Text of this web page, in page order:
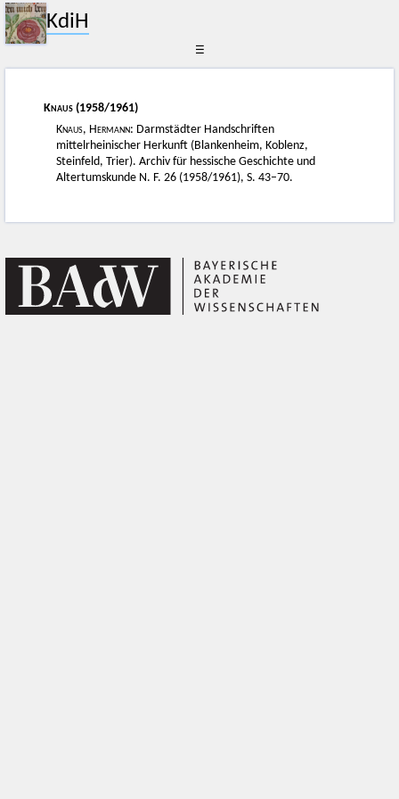
KdiH
☰
Knaus (1958/1961)
Knaus, Hermann: Darmstädter Handschriften
mittelrheinischer Herkunft (Blankenheim, Koblenz,
Steinfeld, Trier). Archiv für hessische Geschichte und
Altertumskunde N. F. 26 (1958/1961), S. 43–70.